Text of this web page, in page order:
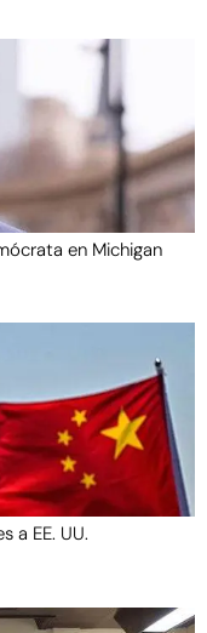
en Michigan
a EE. UU.